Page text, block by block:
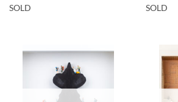
SOLD
SOLD